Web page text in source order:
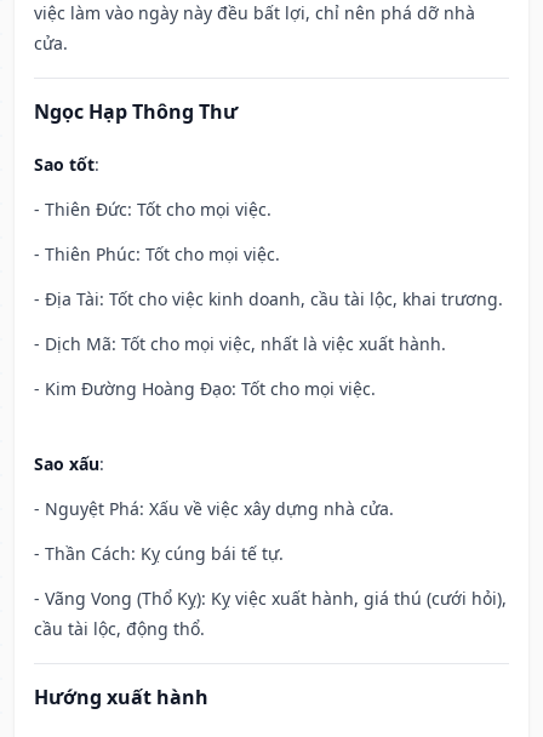
việc làm vào ngày này đều bất lợi, chỉ nên phá dỡ nhà
cửa.
Ngọc Hạp Thông Thư
Sao tốt:
- Thiên Đức: Tốt cho mọi việc.
- Thiên Phúc: Tốt cho mọi việc.
- Địa Tài: Tốt cho việc kinh doanh, cầu tài lộc, khai trương.
- Dịch Mã: Tốt cho mọi việc, nhất là việc xuất hành.
- Kim Đường Hoàng Đạo: Tốt cho mọi việc.
Sao xấu:
- Nguyệt Phá: Xấu về việc xây dựng nhà cửa.
- Thần Cách: Kỵ cúng bái tế tự.
- Vãng Vong (Thổ Kỵ): Kỵ việc xuất hành, giá thú (cưới hỏi),
cầu tài lộc, động thổ.
Hướng xuất hành